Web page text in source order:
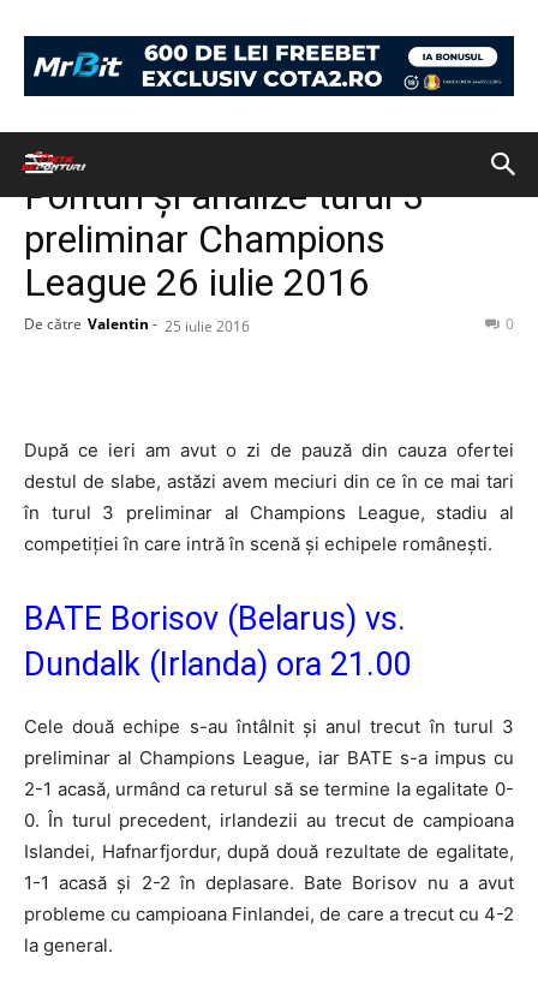
PONTURI
Ponturi și analize turul 3
preliminar Champions
League 26 iulie 2016
De către Valentin - 25 iulie 2016 0
După ce ieri am avut o zi de pauză din cauza ofertei
destul de slabe, astăzi avem meciuri din ce în ce mai tari
în turul 3 preliminar al Champions League, stadiu al
competiției în care intră în scenă și echipele românești.
BATE Borisov (Belarus) vs.
Dundalk (Irlanda) ora 21.00
Cele două echipe s-au întâlnit și anul trecut în turul 3
preliminar al Champions League, iar BATE s-a impus cu
2-1 acasă, urmând ca returul să se termine la egalitate 0-
0. În turul precedent, irlandezii au trecut de campioana
Islandei, Hafnarfjordur, după două rezultate de egalitate,
1-1 acasă și 2-2 în deplasare. Bate Borisov nu a avut
probleme cu campioana Finlandei, de care a trecut cu 4-2
la general.